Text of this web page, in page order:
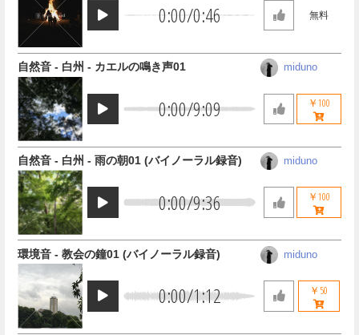
0:00/0:46 無料
0:00/9:09
自然音 - 白州 - カエルの鳴き声01 miduno
￥100
0:00/9:36
自然音 - 白州 - 雨の朝01 (バイノーラル録音) miduno
￥100
0:00/1:12
環境音 - 教会の鐘01 (バイノーラル録音) miduno
￥50